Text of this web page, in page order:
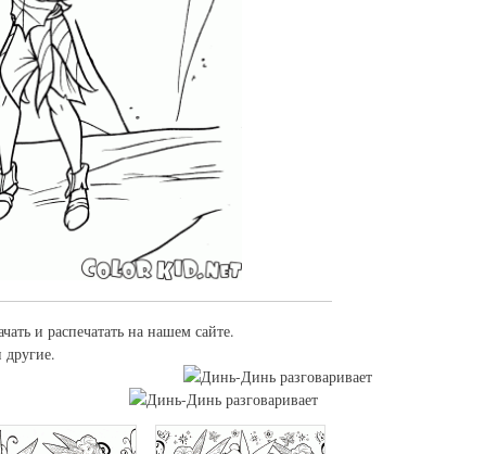
и распечатать на нашем сайте.